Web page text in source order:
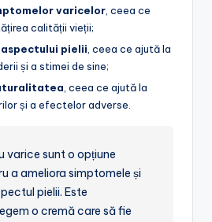
varicelor, ceea ce
calității vieții;
pielii, ceea ce ajută la
și a stimei de sine;
, ceea ce ajută la
și a efectelor adverse.
varice sunt o opțiune
a ameliora simptomele și
pielii. Este
o cremă care să fie